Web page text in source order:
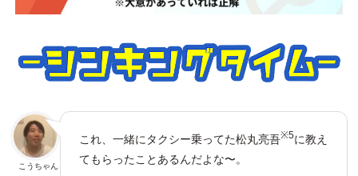
こうちゃん
これ、一緒にタクシー乗ってた松丸亮吾※5に教え
てもらったことあるんだよな〜。